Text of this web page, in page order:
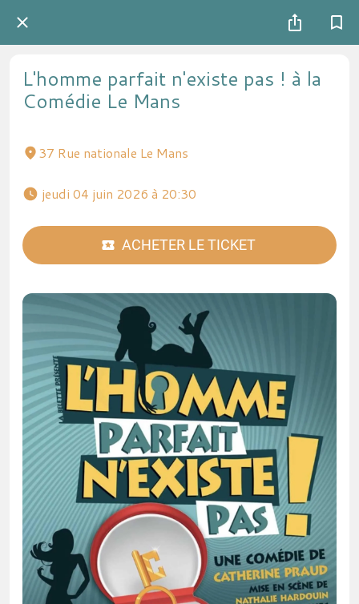
L'homme parfait n'existe pas ! à la
Comédie Le Mans
37 Rue nationale Le Mans
jeudi 04 juin 2026 à 20:30
ACHETER LE TICKET